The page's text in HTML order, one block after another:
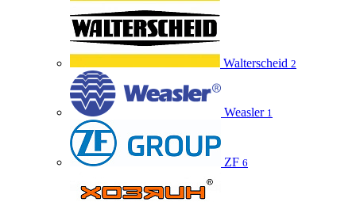
Walterscheid 2
Weasler 1
ZF 6